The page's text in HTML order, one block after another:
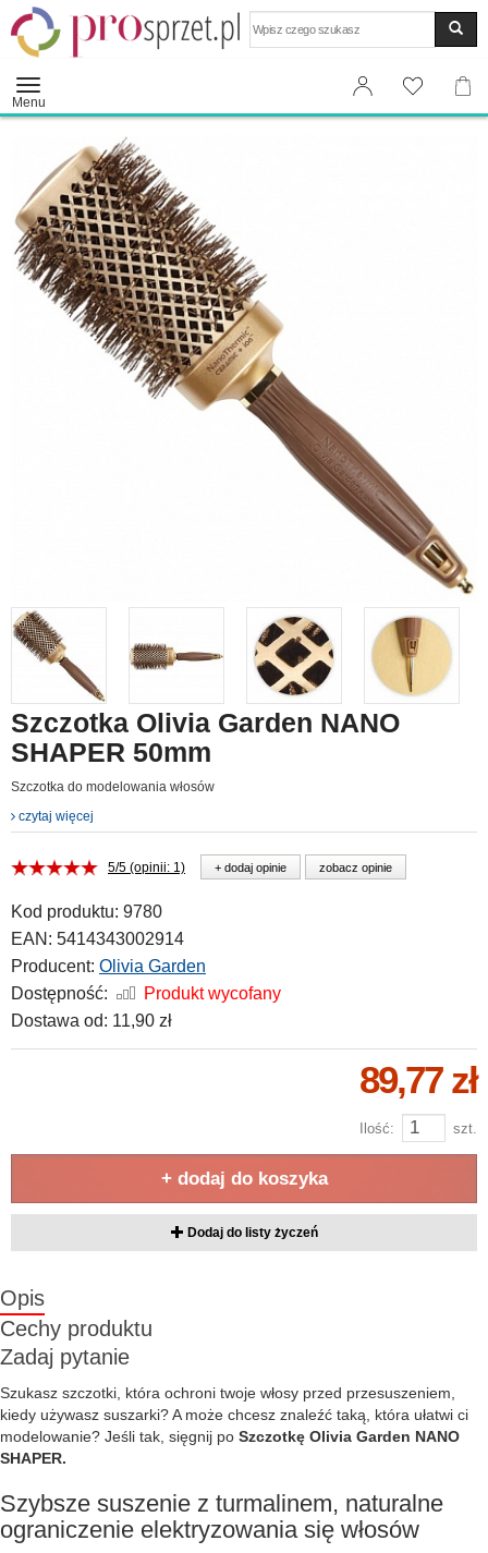
Menu
Szczotka Olivia Garden NANO
SHAPER 50mm
Szczotka do modelowania włosów
czytaj więcej
5/5 (opinii: 1) + dodaj opinie zobacz opinie
Kod produktu: 9780
EAN: 5414343002914
Producent: Olivia Garden
Dostępność:
Produkt wycofany
Dostawa od: 11,90 zł
89,77 zł
Ilość: szt.
+ dodaj do koszyka
Dodaj do listy życzeń
Opis
Cechy produktu
Zadaj pytanie
Szukasz szczotki, która ochroni twoje włosy przed przesuszeniem,
kiedy używasz suszarki? A może chcesz znaleźć taką, która ułatwi ci
modelowanie? Jeśli tak, sięgnij po Szczotkę Olivia Garden NANO
SHAPER.
Szybsze suszenie z turmalinem, naturalne
ograniczenie elektryzowania się włosów